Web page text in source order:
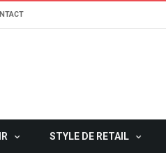
STYLE DE RETAIL